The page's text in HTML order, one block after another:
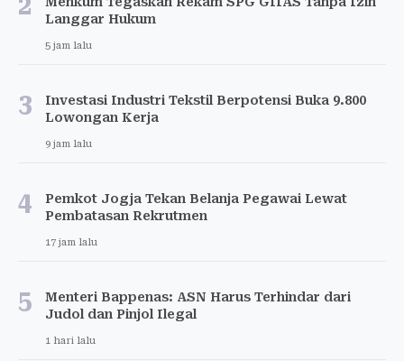
Langgar Hukum
5 jam lalu
3
Investasi Industri Tekstil Berpotensi Buka 9.800
Lowongan Kerja
9 jam lalu
4
Pemkot Jogja Tekan Belanja Pegawai Lewat
Pembatasan Rekrutmen
17 jam lalu
5
Menteri Bappenas: ASN Harus Terhindar dari
Judol dan Pinjol Ilegal
1 hari lalu